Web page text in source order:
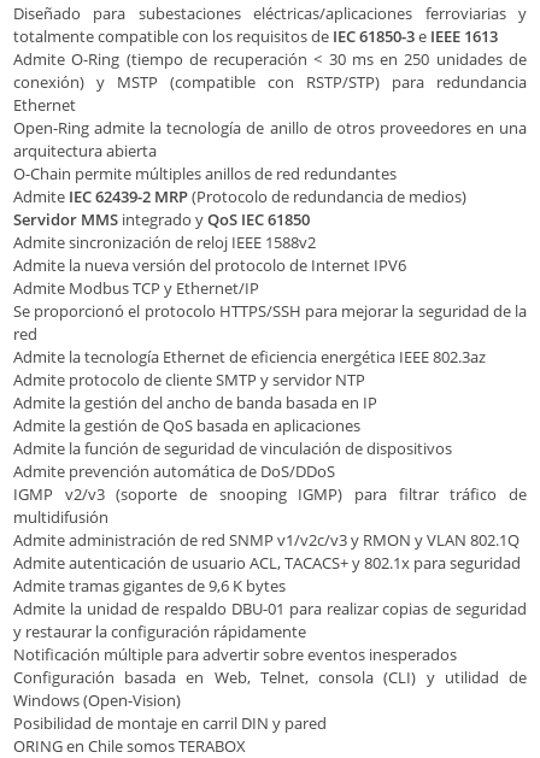
Diseñado para subestaciones eléctricas/aplicaciones ferroviarias y
totalmente compatible con los requisitos de IEC 61850-3e IEEE 1613
Admite O-Ring (tiempo de recuperación < 30 ms en 250 unidades de
conexión) y MSTP (compatible con RSTP/STP) para redundancia
Ethernet
Open-Ring admite la tecnología de anillo de otros proveedores en una
arquitectura abierta
O-Chain permite múltiples anillos de red redundantes
Admite IEC 62439-2 MRP(Protocolo de redundancia de medios)
Servidor MMS integrado yQoS IEC 61850
Admite sincronización de reloj IEEE 1588v2
Admite la nueva versión del protocolo de Internet IPV6
Admite Modbus TCP y Ethernet/IP
Se proporcionó el protocolo HTTPS/SSH para mejorar la seguridad de la
red
Admite la tecnología Ethernet de eficiencia energética IEEE 802.3az
Admite protocolo de cliente SMTP y servidor NTP
Admite la gestión del ancho de banda basada en IP
Admite la gestión de QoS basada en aplicaciones
Admite la función de seguridad de vinculación de dispositivos
Admite prevención automática de DoS/DDoS
IGMP v2/v3 (soporte de snooping IGMP) para filtrar tráfico de
multidifusión
Admite administración de red SNMP v1/v2c/v3 y RMON y VLAN 802.1Q
Admite autenticación de usuario ACL, TACACS+ y 802.1x para seguridad
Admite tramas gigantes de 9,6 K bytes
Admite la unidad de respaldo DBU-01 para realizar copias de seguridad
y restaurar la configuración rápidamente
Notificación múltiple para advertir sobre eventos inesperados
Configuración basada en Web, Telnet, consola (CLI) y utilidad de
Windows (Open-Vision)
Posibilidad de montaje en carril DIN y pared
ORING en Chile somos TERABOX